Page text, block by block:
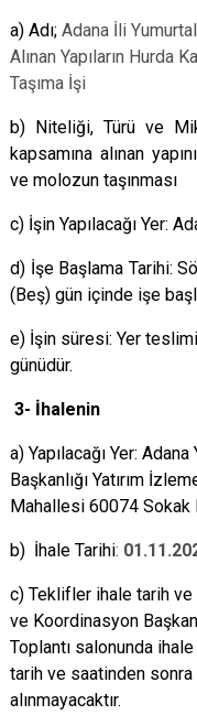
a) Adı; Adana İli
Alınan Yapıların Hurda
Taşıma İşi
b) Niteliği, Türü ve
kapsamına alınan
ve molozun taşınması
c) İşin Yapılacağı Yer:
d) İşe Başlama Tarihi:
(Beş) gün içinde işe
e) İşin süresi: Yer
günüdür.
3- İhalenin
a) Yapılacağı Yer:
Başkanlığı Yatırım
Mahallesi 60074 Sokak
b) İhale Tarihi:
c) Teklifler ihale tarih ve
ve Koordinasyon
Toplantı salonunda
tarih ve saatinden
alınmayacaktır.